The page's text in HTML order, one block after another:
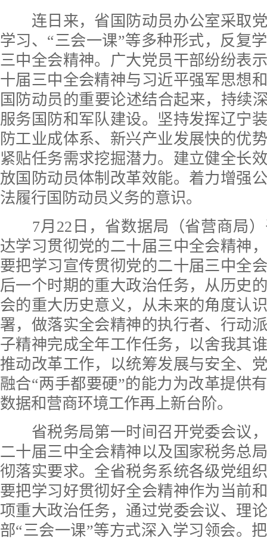
连日来，省国防动员办公室采取党
学习、“三会一课”等多种形式，反复
三中全会精神。广大党员干部纷纷表
十届三中全会精神与习近平强军思想
国防动员的重要论述结合起来，持续
服务国防和军队建设。坚持发挥辽宁
防工业成体系、新兴产业发展快的优
紧贴任务需求挖掘潜力。建立健全长
放国防动员体制改革效能。着力增强
法履行国防动员义务的意识。
7月22日，省数据局（省营商局）
达学习贯彻党的二十届三中全会精神
要把学习宣传贯彻党的二十届三中全
后一个时期的重大政治任务，从历史
会的重大历史意义，从未来的角度认
署，做落实全会精神的执行者、行动
子精神完成全年工作任务，以舍我其
推动改革工作，以统筹发展与安全、
融合“两手都要硬”的能力为改革提供
数据和营商环境工作再上新台阶。
省税务局第一时间召开党委会议，
二十届三中全会精神以及国家税务总
彻落实要求。全省税务系统各级党组
要把学习好贯彻好全会精神作为当前
项重大政治任务，通过党委会议、理
部“三会一课”等方式深入学习领会。